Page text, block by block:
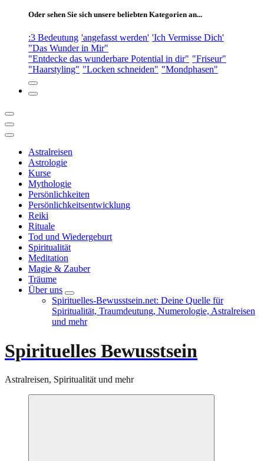
Oder sehen Sie sich unsere beliebten Kategorien an...
:3 Bedeutung 'angefasst werden' 'Ich Vermisse Dich'
"Das Wunder in Mir"
"Entdecke das wunderbare Potential in dir" "Friseur"
"Haarstyling" "Locken schneiden" "Mondphasen"
Astralreisen
Astrologie
Kurse
Mythologie
Persönlichkeiten
Persönlichkeitsentwicklung
Reiki
Rituale
Tod und Wiedergeburt
Spiritualität
Meditation
Magie & Zauber
Träume
Über uns
Spirituelles-Bewusstsein.net: Deine Quelle für
Spiritualität, Traumdeutung, Numerologie, Astralreisen
und mehr
Spirituelles Bewusstsein
Astralreisen, Spiritualität und mehr